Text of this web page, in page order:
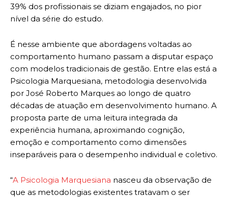
39% dos profissionais se diziam engajados, no pior
nível da série do estudo.
É nesse ambiente que abordagens voltadas ao
comportamento humano passam a disputar espaço
com modelos tradicionais de gestão. Entre elas está a
Psicologia Marquesiana, metodologia desenvolvida
por José Roberto Marques ao longo de quatro
décadas de atuação em desenvolvimento humano. A
proposta parte de uma leitura integrada da
experiência humana, aproximando cognição,
emoção e comportamento como dimensões
inseparáveis para o desempenho individual e coletivo.
“A Psicologia Marquesiana nasceu da observação de
que as metodologias existentes tratavam o ser